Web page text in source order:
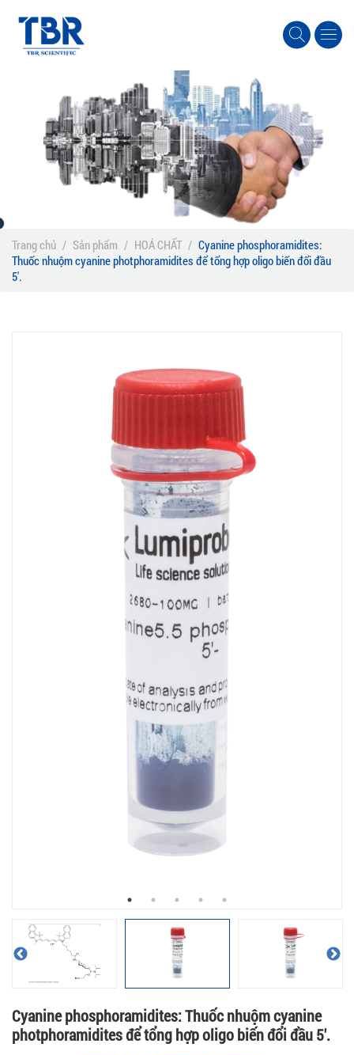
Trang chủ / Sản phẩm / HOÁ CHẤT / Cyanine phosphoramidites:
Thuốc nhuộm cyanine photphoramidites để tổng hợp oligo biến đổi đầu
5′.
Cyanine phosphoramidites: Thuốc nhuộm cyanine
photphoramidites để tổng hợp oligo biến đổi đầu 5′.